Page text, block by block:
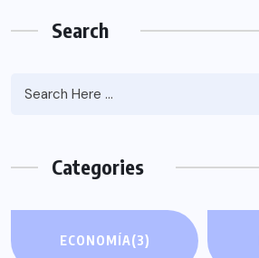
Search
Categories
ECONOMÍA(3)